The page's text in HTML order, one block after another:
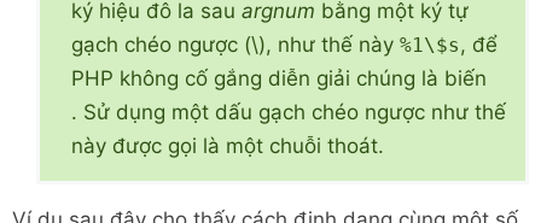
ký hiệu đô la sau argnum bằng một ký tự
gạch chéo ngược (\), như thế này %1\$s, để
PHP không cố gắng diễn giải chúng là biến
. Sử dụng một dấu gạch chéo ngược như thế
này được gọi là một chuỗi thoát.